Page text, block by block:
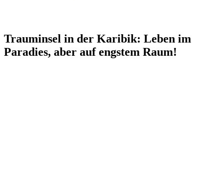
Trauminsel in der Karibik: Leben im
Paradies, aber auf engstem Raum!